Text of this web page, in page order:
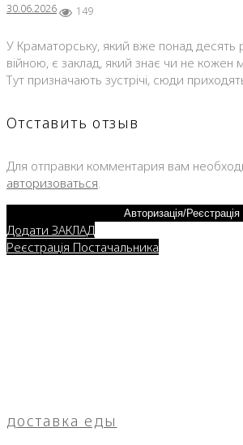
30.06.2026 149
У Краматорську, який вже понад десять
війною, є заклад, який знає чи не кожен
Тут призначають зустрічі, сюди
Отставить отзыв
Для отправки комментария вам
авторизоваться
Авторизація/Реєстрація
Додати ЗАКЛАД
Реєстрація Постачальника
доставка еды